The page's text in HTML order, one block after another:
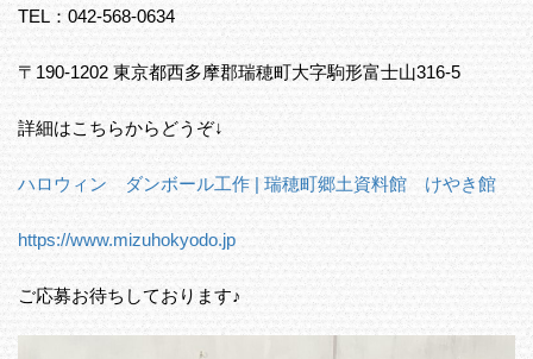
TEL：042-568-0634
〒190-1202 東京都西多摩郡瑞穂町大字駒形富士山316-5
詳細はこちらからどうぞ↓
ハロウィン ダンボール工作 | 瑞穂町郷土資料館 けやき館
https://www.mizuhokyodo.jp
ご応募お待ちしております♪